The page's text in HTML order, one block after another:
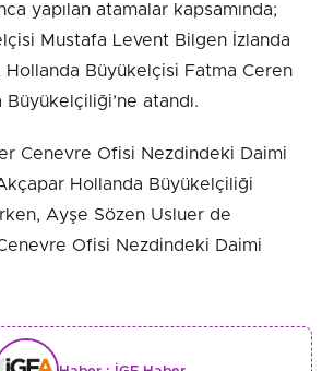
yapılan atamalar kapsamında;
Mustafa Levent Bilgen İzlanda
Hollanda Büyükelçisi Fatma Ceren
atandı.
Cenevre Ofisi Nezdindeki Daimi
Hollanda Büyükelçiliği
Ayşe Sözen Usluer de
Ofisi Nezdindeki Daimi